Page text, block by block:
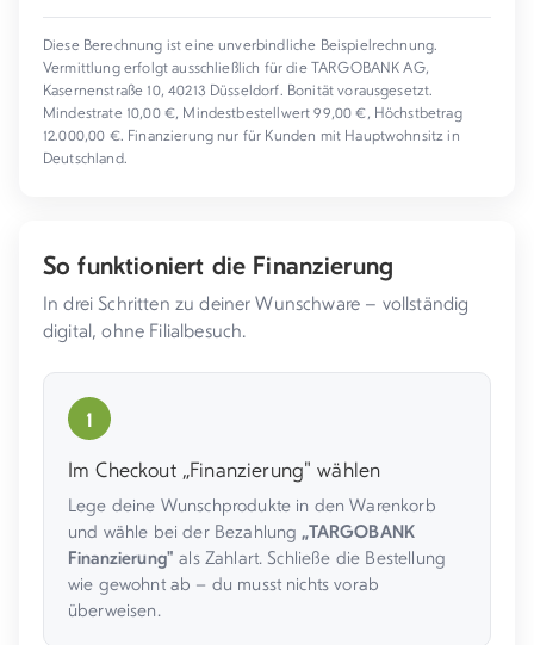
Diese Berechnung ist eine unverbindliche Beispielrechnung.
Vermittlung erfolgt ausschließlich für die TARGOBANK AG,
Kasernenstraße 10, 40213 Düsseldorf. Bonität vorausgesetzt.
Mindestrate 10,00 €, Mindestbestellwert 99,00 €, Höchstbetrag
12.000,00 €. Finanzierung nur für Kunden mit Hauptwohnsitz in
Deutschland.
So funktioniert die Finanzierung
In drei Schritten zu deiner Wunschware – vollständig
digital, ohne Filialbesuch.
1
Im Checkout „Finanzierung" wählen
Lege deine Wunschprodukte in den Warenkorb
und wähle bei der Bezahlung„TARGOBANK
Finanzierung" als Zahlart. Schließe die Bestellung
wie gewohnt ab – du musst nichts vorab
überweisen.